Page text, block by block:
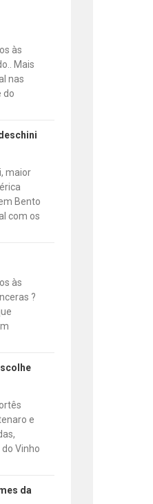
às
Mais
nas
do
maior
Bento
com os
às
?
e
Vinho
da